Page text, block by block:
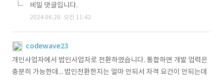
비밀 댓글입니다.
2024.06.20. 오전 11:42
codewave23
개인사업자에서 법인사업자로 전환하였습니다. 통합하면 개발 업력은
충분히 가능한데... 법인전환한지는 얼마 안되서 자격 요건이 안되는데